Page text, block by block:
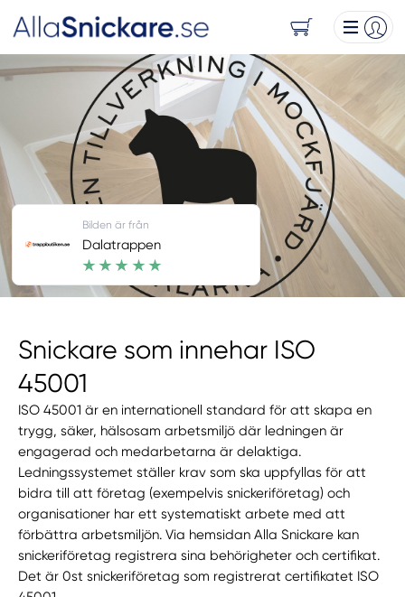
Snickare som innehar ISO
45001
ISO 45001 är en internationell standard för att skapa en
trygg, säker, hälsosam arbetsmiljö där ledningen är
engagerad och medarbetarna är delaktiga.
Ledningssystemet ställer krav som ska uppfyllas för att
bidra till att företag (exempelvis snickeriföretag) och
organisationer har ett systematiskt arbete med att
förbättra arbetsmiljön. Via hemsidan Alla Snickare kan
snickeriföretag registrera sina behörigheter och certifikat.
Det är 0st snickeriföretag som registrerat certifikatet ISO
Bilden är från
Dalatrappen